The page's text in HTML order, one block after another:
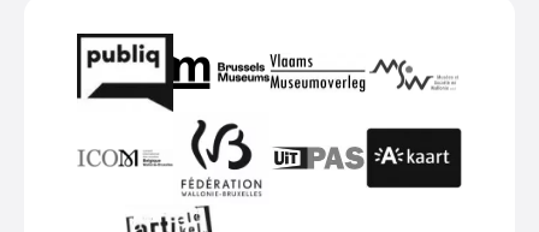
Partenaires
FWB